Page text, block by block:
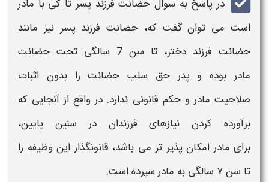
در پاسخ به سوال حضانت فرزند پسر تا کی با مادر
است می توان گفت که، حضانت فرزند پسرنیز مانند
حضانت فرزند دختر، تا سن 7 سالگی تحت
حضانت
مادر بوده و پدر حق سلبحضانت را بدون اثبات
صلاحیت مادرو حکم قانونی ندارد. در واقع از آنجایی که
برآورده کردن نیازهای فرزنداندر سنین پایین،
برای مادر امکان پذیر تر می باشد، قانونگذار این وظیفه را
تا سن ۷ سالگی به
مادر سپرده است.